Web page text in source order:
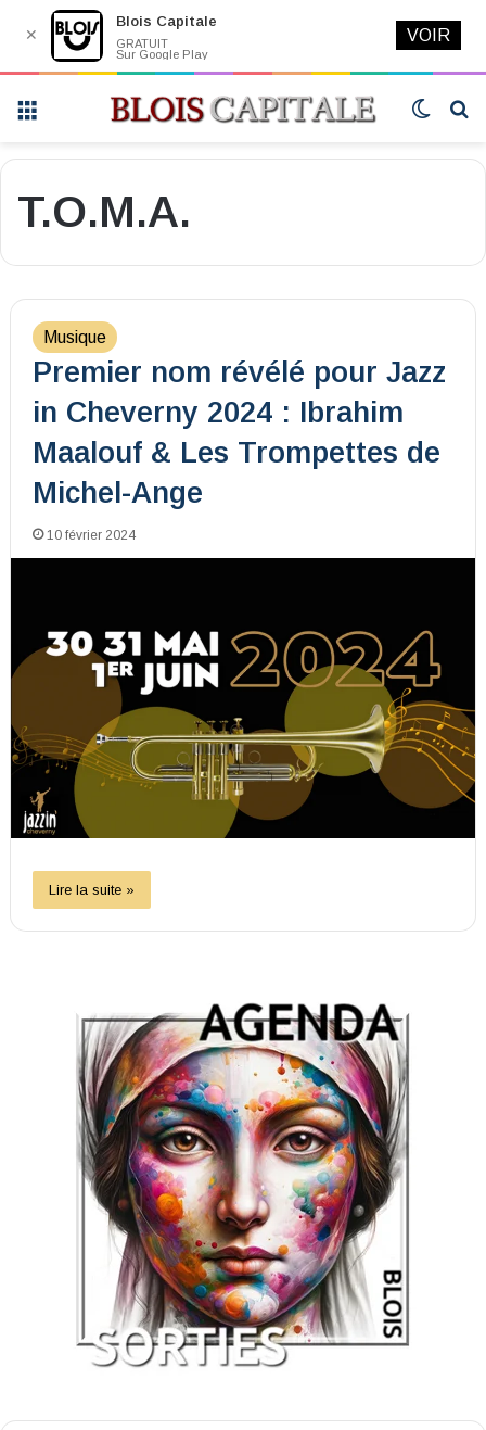
Switch
T.O.M.A.
Musique
Premier nom révélé pour Jazz
in Cheverny 2024 : Ibrahim
Maalouf & Les Trompettes de
Michel-Ange
10 février 2024
Lire la suite »
✕
Blois Capitale
GRATUIT
Sur Google Play
VOIR